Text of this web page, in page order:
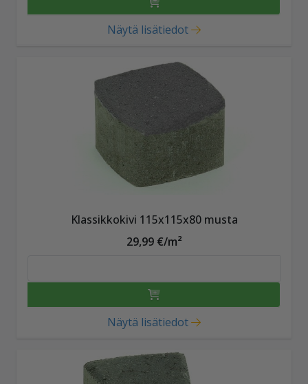
Näytä lisätiedot
Klassikkokivi 115x115x80 musta
29,99 €/m²
Näytä lisätiedot